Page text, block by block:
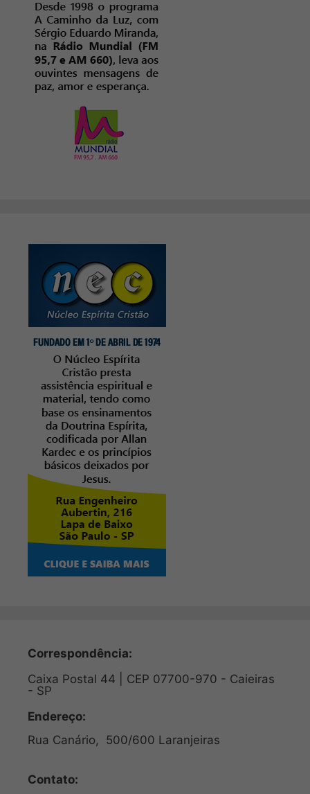
Correspondência:
Caixa Postal 44 | CEP 07700-970 - Caieiras
- SP
Endereço:
Rua Canário, 500/600 Laranjeiras
Contato: